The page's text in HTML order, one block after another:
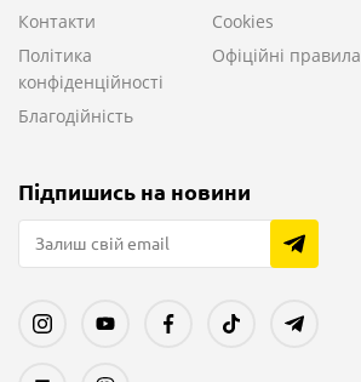
Контакти
Cookies
Політика
конфіденційності
Офіційні правила
Благодійність
Підпишись на новини